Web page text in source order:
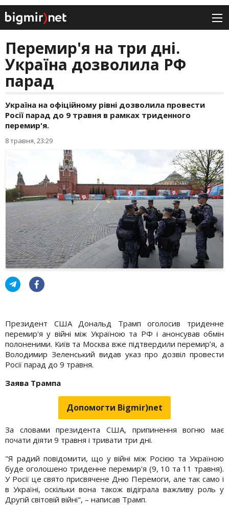
Перемир'я на три дні.
Україна дозволила РФ
парад
Україна на офіційному рівні дозволила провести
Росії парад до 9 травня в рамках триденного
перемир'я.
8 травня, 23:29
Президент США Дональд Трамп оголосив триденне
перемир'я у війні між Україною та РФ і анонсував обмін
полоненими. Київ та Москва вже підтвердили перемир’я, а
Володимир Зеленський видав указ про дозвіл провести
Росії парад до 9 травня.
Заява Трампа
Допомогти Bigmir)net
За словами президента США, припинення вогню має
почати діяти 9 травня і тривати три дні.
"Я радий повідомити, що у війні між Росією та Україною
буде оголошено триденне перемир'я (9, 10 та 11 травня).
У Росії це свято присвячене Дню Перемоги, але так само і
в Україні, оскільки вона також відіграла важливу роль у
Другій світовій війні", – написав Трамп.